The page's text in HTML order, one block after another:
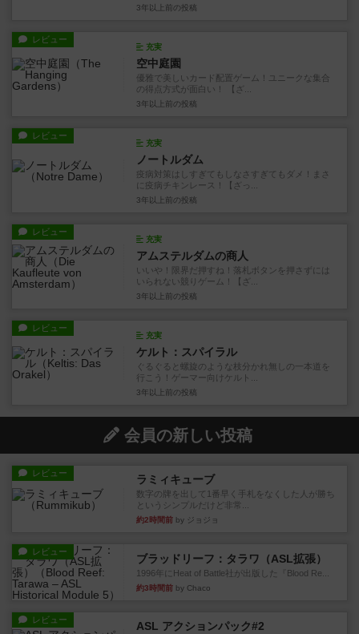
3年以上前 の投稿
レビュー
充実
空中庭園
優雅で美しいカード配置ゲーム！ユニークな集合
の得点方式が面白い！ 【ざ...
3年以上前 の投稿
レビュー
充実
ノートルダム
疫病対策はしすぎてもしなさすぎてもダメ！まさ
に疫病チキンレース！【ざっ...
3年以上前 の投稿
レビュー
充実
アムステルダムの商人
いいや！限界だ押すね！落札ボタンを押さずには
いられない競りゲーム！【ざ...
3年以上前 の投稿
レビュー
充実
ケルト：スパイラル
ぐるぐると螺旋のような枝分かれ無しの一本道を
行こう！ゲーマー向けケルト...
3年以上前 の投稿
会員の新しい投稿
レビュー ラミィキューブ
数字の牌を出して1番早く手札をなくした人が勝ち
というシンプルだけど非常...
約2時間前 by ジョジョ
レビュー
ブラッドリーフ：タラワ（ASL拡張）
1996年にHeat of Battle社が出版した『Blood Re...
約3時間前 by Chaco
レビュー ASL アクションパック#2